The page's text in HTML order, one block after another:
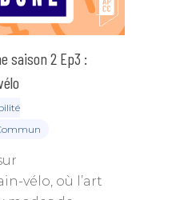
saison 2 Ep3 :
vélo, où l’art